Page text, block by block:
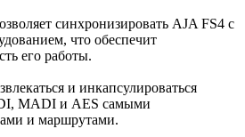
синхронизировать AJA FS4 с
что обеспечит
его работы.
и инкапсулироваться
MADI и AES самыми
и маршрутами.